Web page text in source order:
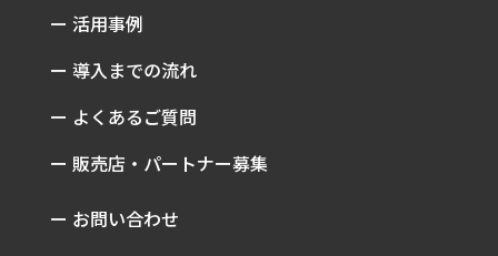
ー 活用事例
ー 導入までの流れ
ー よくあるご質問
ー 販売店・パートナー募集
ー お問い合わせ